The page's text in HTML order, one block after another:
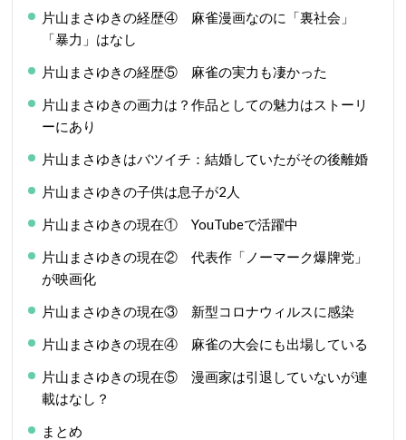
片山まさゆきの経歴④ 麻雀漫画なのに「裏社会」
「暴力」はなし
片山まさゆきの経歴⑤ 麻雀の実力も凄かった
片山まさゆきの画力は？作品としての魅力はストーリ
ーにあり
片山まさゆきはバツイチ：結婚していたがその後離婚
片山まさゆきの子供は息子が2人
片山まさゆきの現在① YouTubeで活躍中
片山まさゆきの現在② 代表作「ノーマーク爆牌党」
が映画化
片山まさゆきの現在③ 新型コロナウィルスに感染
片山まさゆきの現在④ 麻雀の大会にも出場している
片山まさゆきの現在⑤ 漫画家は引退していないが連
載はなし？
まとめ